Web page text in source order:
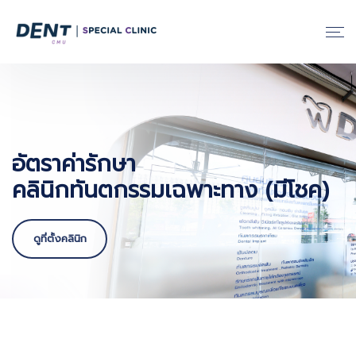
อัตราค่ารักษา
คลินิกทันตกรรมเฉพาะทาง (มีโชค)
ดูที่ตั้งคลินิก